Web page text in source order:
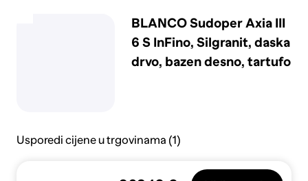
BLANCO Sudoper Axia III
6 S InFino, Silgranit, daska
drvo, bazen desno, tartufo
Usporedi cijene u trgovinama (1)